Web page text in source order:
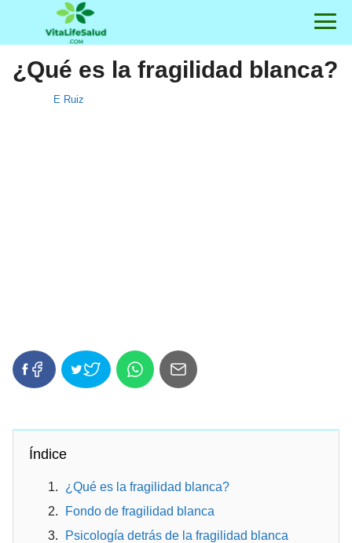
¿Qué es la fragilidad blanca?
E Ruiz
Índice
¿Qué es la fragilidad blanca?
Fondo de fragilidad blanca
Psicología detrás de la fragilidad blanca